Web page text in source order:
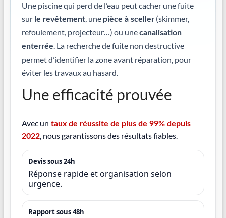
Une piscine qui perd de l’eau peut cacher une fuite
sur le revêtement, une pièce à sceller(skimmer,
refoulement, projecteur…) ou unecanalisation
enterrée. La recherche de fuite non destructive
permet d’identifier la zone avant réparation, pour
éviter les travaux au hasard.
Une efficacité prouvée
Avec un taux de réussite de plus de 99% depuis
2022, nous garantissons des résultats fiables.
Devis sous 24h
Réponse rapide et organisation selon
urgence.
Rapport sous 48h